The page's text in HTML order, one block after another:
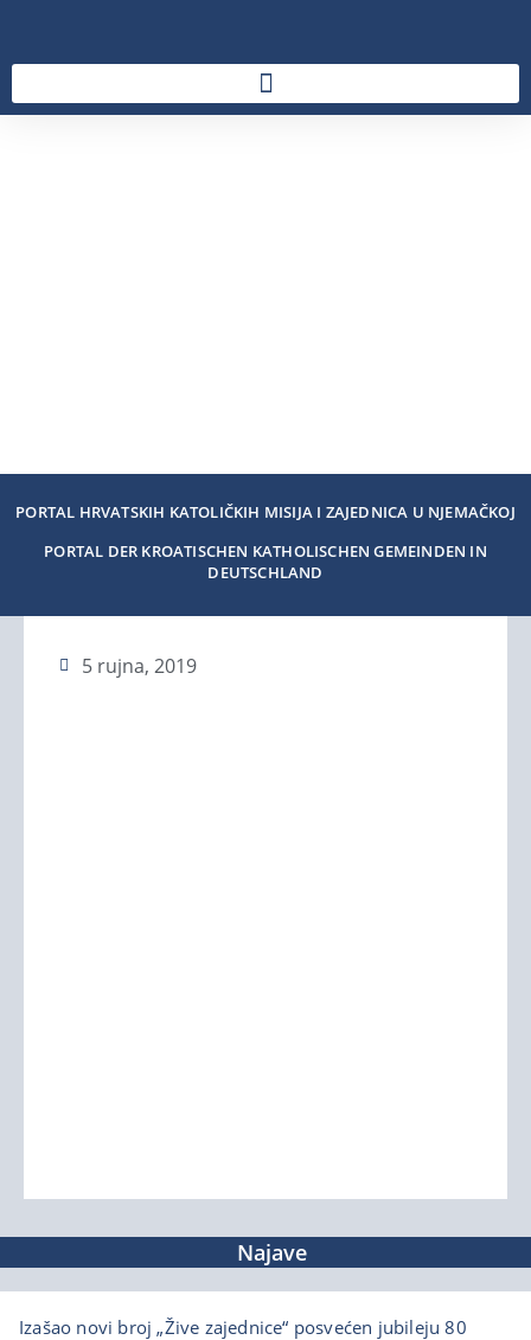
PORTAL HRVATSKIH KATOLIČKIH MISIJA I ZAJEDNICA U NJEMAČKOJ
PORTAL DER KROATISCHEN KATHOLISCHEN GEMEINDEN IN
DEUTSCHLAND
5 rujna, 2019
Najave
Izašao novi broj „Žive zajednice“ posvećen jubileju 80